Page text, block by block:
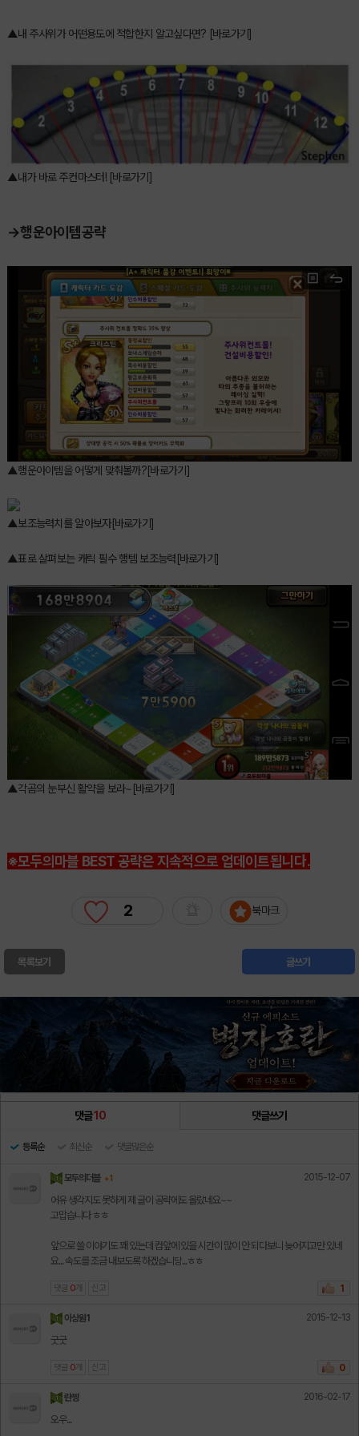
▲내 주사위가 어떤용도에 적합한지 알고싶다면? [바로가기]
▲내가 바로 주컨마스터! [바로가기]
→행운아이템공략
▲행운아이템을 어떻게 맞춰볼까?[바로가기]
▲보조능력치를 알아보자[바로가기]
▲표로 살펴보는 캐릭 필수 행템 보조능력[바로가기]
▲각곰의 눈부신 활약을 보라~[바로가기]
※모두의마블 BEST 공략은 지속적으로 업데이트됩니다.
2 북마크
목록보기 글쓰기
댓글10 댓글쓰기
등록순 최신순 댓글많은순
모두의더블 + 1 2015-12-07
어유 생각지도 못하게 제 글이 공략에도 올랐네요~~
고맙습니다 ㅎㅎ
앞으로 쓸 이야기도 꽤 있는데 컴앞에 있을 시간이 많이 안 되다보니 늦어지고만 있네
요... 속도를 조금 내보도록 하겠습니당...ㅎㅎ
댓글 0 개 신고 1
이상원1 2015-12-13
굿굿
댓글 0 개 신고 0
란찡 2016-02-17
오우...